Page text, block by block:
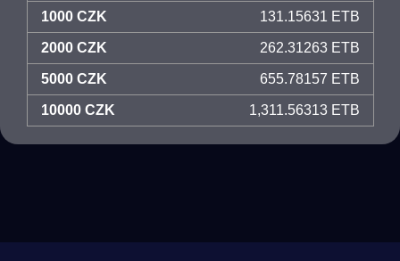
1000 CZK 131.15631 ETB
2000 CZK 262.31263 ETB
5000 CZK 655.78157 ETB
10000 CZK 1,311.56313 ETB